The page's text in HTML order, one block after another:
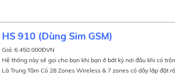
HS 910 (Dùng Sim GSM)
Giá: 6.450.000ĐVN
Hệ thống này sẽ gọi cho bạn khi bạn ở bất kỳ nơi đâu khi có
Là Trung Tâm Có 28 Zones Wireless & 7 zones có dây lắp đặt